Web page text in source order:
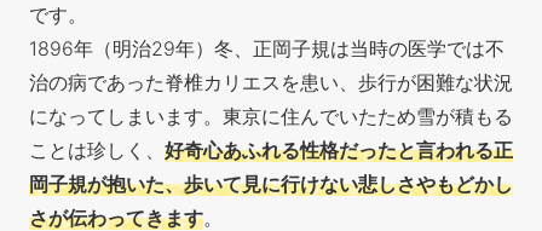
です。
1896年（明治29年）冬、正岡子規は当時の医学では不
治の病であった脊椎カリエスを患い、歩行が困難な状況
になってしまいます。東京に住んでいたため雪が積もる
ことは珍しく、 好奇心あふれる性格だったと言われる正
岡子規が抱いた、歩いて見に行けない悲しさやもどかし
さが伝わってきます。